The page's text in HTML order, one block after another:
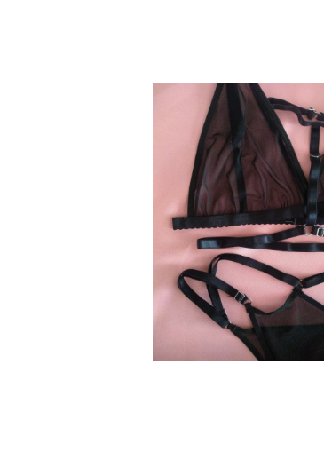
Conjunto de microtul
con arnés – OLIVIA
$12.000,00